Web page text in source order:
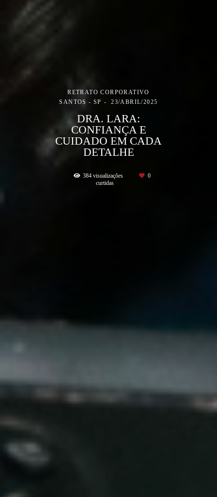
RETRATO CORPORATIVO
SANTOS - SP
23/ABRIL/2025
DRA. LARA:
CONFIANÇA E
CUIDADO EM CADA
DETALHE
384 visualizações
0
curtidas